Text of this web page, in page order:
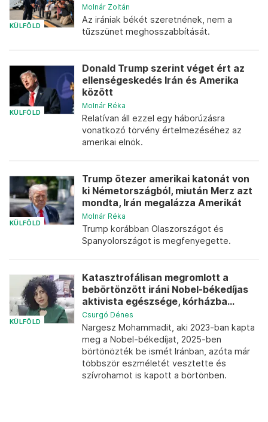
KÜLFÖLD
Molnár Zoltán
Az irániak békét szeretnének, nem a
tűzszünet meghosszabbítását.
KÜLFÖLD
Donald Trump szerint véget ért az
ellenségeskedés Irán és Amerika
között
Molnár Réka
Relatívan áll ezzel egy háborúzásra
vonatkozó törvény értelmezéséhez az
amerikai elnök.
KÜLFÖLD
Trump ötezer amerikai katonát von
ki Németországból, miután Merz azt
mondta, Irán megalázza Amerikát
Molnár Réka
Trump korábban Olaszországot és
Spanyolországot is megfenyegette.
KÜLFÖLD
Katasztrofálisan megromlott a
bebörtönzött iráni Nobel-békedíjas
aktivista egészsége, kórházba...
Csurgó Dénes
Nargesz Mohammadit, aki 2023-ban kapta
meg a Nobel-békedíjat, 2025-ben
börtönözték be ismét Iránban, azóta már
többször eszméletét vesztette és
szívrohamot is kapott a börtönben.